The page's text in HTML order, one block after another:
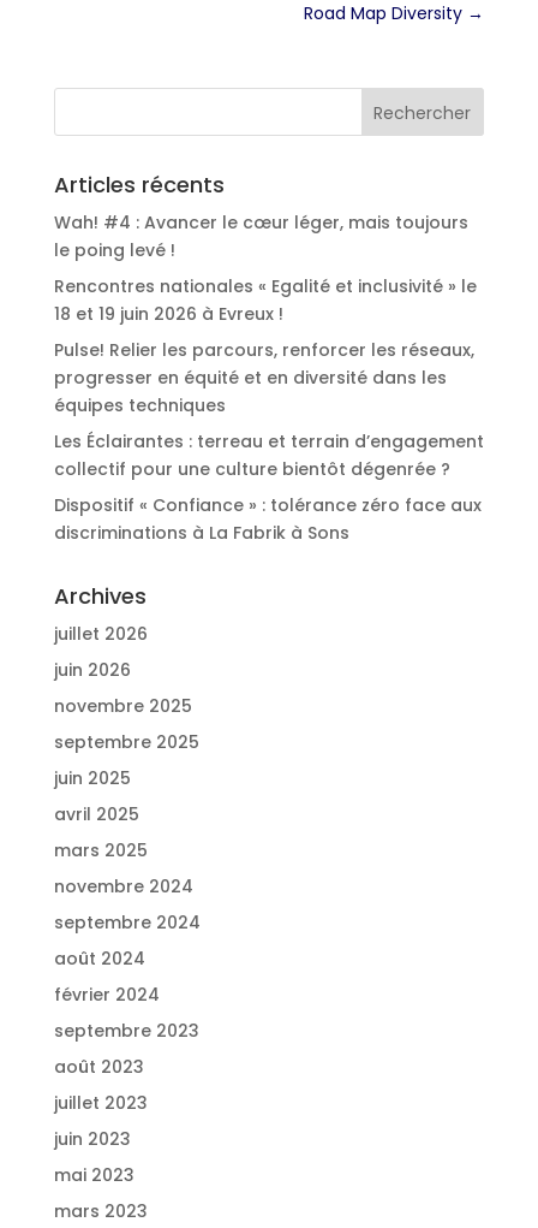
Road Map Diversity →
Articles récents
Wah! #4 : Avancer le cœur léger, mais toujours
le poing levé !
Rencontres nationales « Egalité et inclusivité » le
18 et 19 juin 2026 à Evreux !
Pulse! Relier les parcours, renforcer les réseaux,
progresser en équité et en diversité dans les
équipes techniques
Les Éclairantes : terreau et terrain d’engagement
collectif pour une culture bientôt dégenrée ?
Dispositif « Confiance » : tolérance zéro face aux
discriminations à La Fabrik à Sons
Archives
juillet 2026
juin 2026
novembre 2025
septembre 2025
juin 2025
avril 2025
mars 2025
novembre 2024
septembre 2024
août 2024
février 2024
septembre 2023
août 2023
juillet 2023
juin 2023
mai 2023
mars 2023